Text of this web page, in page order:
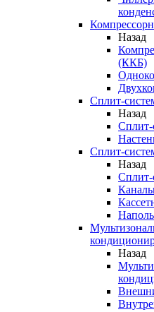
Назад
(ККБ)
Сплит-
Назад
Сплит-
Назад
Назад